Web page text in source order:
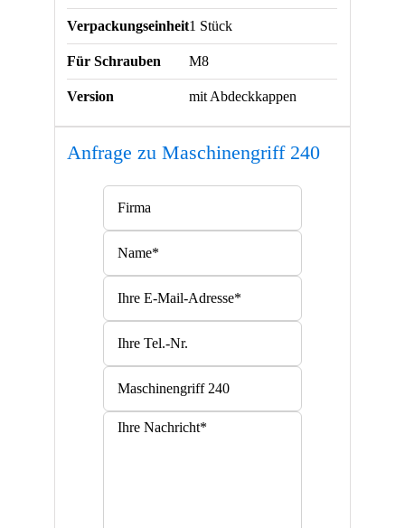
Verpackungseinheit1 Stück
Für Schrauben M8
Version mit Abdeckkappen
Anfrage zu Maschinengriff 240